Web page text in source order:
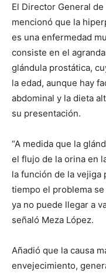
El Director General de
mencionó que la
es una enfermedad
consiste en el
glándula prostática,
la edad, aunque hay
abdominal y la dieta
su presentación.
“A medida que la
el flujo de la orina en
la función de la vejiga
tiempo el problema
ya no puede llegar a
señaló Meza López.
Añadió que la causa
envejecimiento,